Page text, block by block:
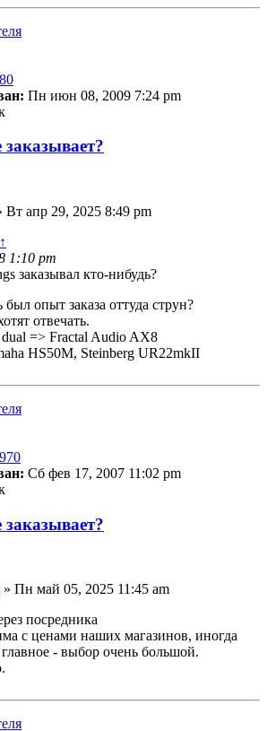
Пн июн 08, 2009 7:24 pm
Вт апр 29, 2025 8:49 pm
↑
1:10 pm
заказывал кто-нибудь?
опыт заказа оттуда струн?
отвечать.
=> Fractal Audio AX8
HS50M, Steinberg UR22mkII
Сб фев 17, 2007 11:02 pm
» Пн май 05, 2025 11:45 am
посредника
с ценами наших магазинов, иногда
- выбор очень большой.